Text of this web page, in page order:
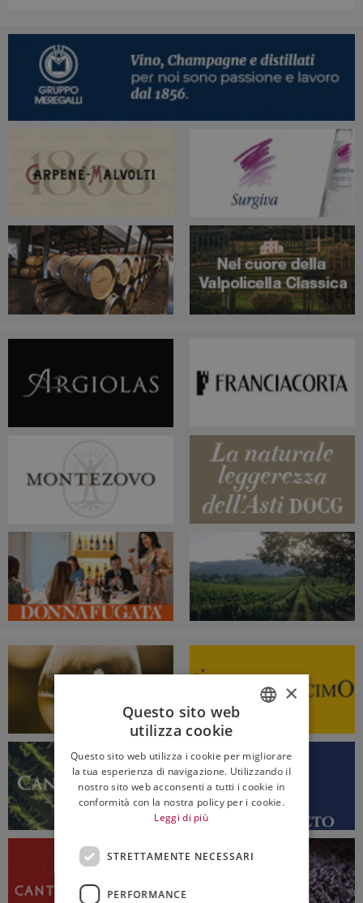
ENGLISH
×
Questo sito web
utilizza cookie
Questo sito web utilizza i cookie per migliorare
la tua esperienza di navigazione. Utilizzando il
nostro sito web acconsenti a tutti i cookie in
conformità con la nostra policy per i cookie.
Leggi di più
STRETTAMENTE NECESSARI
PERFORMANCE